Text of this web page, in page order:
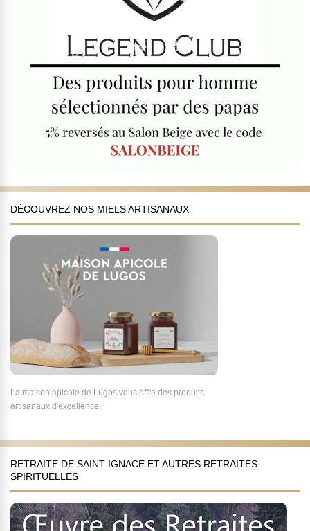
DÉCOUVREZ NOS MIELS ARTISANAUX
La maison apicole de Lugos vous offre des produits
artisanaux d'excellence.
RETRAITE DE SAINT IGNACE ET AUTRES RETRAITES
SPIRITUELLES